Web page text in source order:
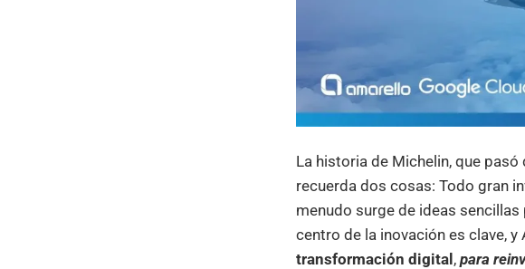
La historia de Michelin, que pasó
recuerda dos cosas: Todo gran
menudo surge de ideas
centro de la inovación es clave,
transformación digital, para